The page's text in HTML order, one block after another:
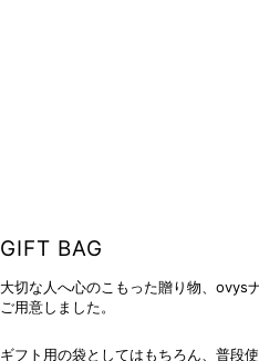
GIFT BAG
大切な人へ心のこもった贈り物、ovys
ご用意しました。
ギフト用の袋としてはもちろん、普段